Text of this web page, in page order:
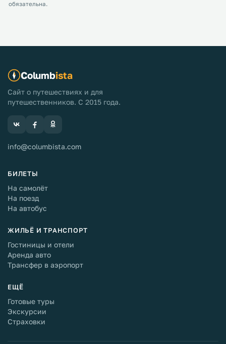
обязательна.
Columbista
Сайт о путешествиях и для
путешественников. С 2015 года.
info@columbista.com
БИЛЕТЫ
На самолёт
На поезд
На автобус
ЖИЛЬЁ И ТРАНСПОРТ
Гостиницы и отели
Аренда авто
Трансфер в аэропорт
ЕЩЁ
Готовые туры
Экскурсии
Страховки